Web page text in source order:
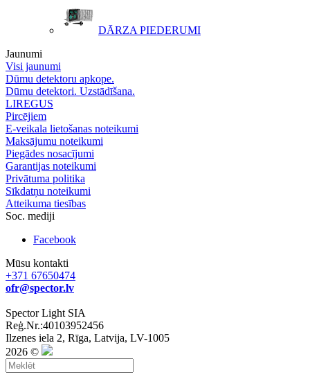
DĀRZA PIEDERUMI
Jaunumi
Visi jaunumi
Dūmu detektoru apkope.
Dūmu detektori. Uzstādīšana.
LIREGUS
Pircējiem
E-veikala lietošanas noteikumi
Maksājumu noteikumi
Piegādes nosacījumi
Garantijas noteikumi
Privātuma politika
Sīkdatņu noteikumi
Atteikuma tiesības
Soc. mediji
Facebook
Mūsu kontakti
+371 67650474
ofr@spector.lv
Spector Light SIA
Reģ.Nr.:40103952456
Ilzenes iela 2, Rīga, Latvija, LV-1005
2026 ©